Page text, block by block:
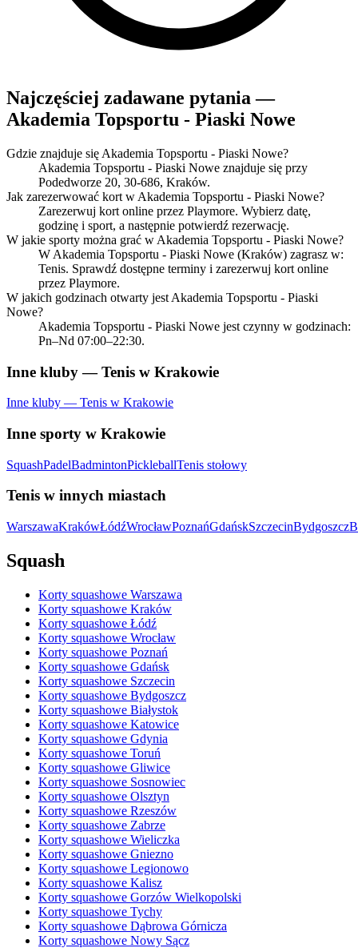
Najczęściej zadawane pytania —
Akademia Topsportu - Piaski Nowe
Gdzie znajduje się Akademia Topsportu - Piaski Nowe?
Akademia Topsportu - Piaski Nowe znajduje się przy
Podedworze 20, 30-686, Kraków.
Jak zarezerwować kort w Akademia Topsportu - Piaski Nowe?
Zarezerwuj kort online przez Playmore. Wybierz datę,
godzinę i sport, a następnie potwierdź rezerwację.
W jakie sporty można grać w Akademia Topsportu - Piaski Nowe?
W Akademia Topsportu - Piaski Nowe (Kraków) zagrasz w:
Tenis. Sprawdź dostępne terminy i zarezerwuj kort online
przez Playmore.
W jakich godzinach otwarty jest Akademia Topsportu - Piaski
Nowe?
Akademia Topsportu - Piaski Nowe jest czynny w godzinach:
Pn–Nd 07:00–22:30.
Inne kluby — Tenis w Krakowie
Inne kluby — Tenis w Krakowie
Inne sporty w Krakowie
SquashPadelBadmintonPickleballTenis stołowy
Tenis w innych miastach
WarszawaKrakówŁódźWrocławPoznańGdańskSzczecinBydgoszcz
Squash
Korty squashowe Warszawa
Korty squashowe Kraków
Korty squashowe Łódź
Korty squashowe Wrocław
Korty squashowe Poznań
Korty squashowe Gdańsk
Korty squashowe Szczecin
Korty squashowe Bydgoszcz
Korty squashowe Białystok
Korty squashowe Katowice
Korty squashowe Gdynia
Korty squashowe Toruń
Korty squashowe Gliwice
Korty squashowe Sosnowiec
Korty squashowe Olsztyn
Korty squashowe Rzeszów
Korty squashowe Zabrze
Korty squashowe Wieliczka
Korty squashowe Gniezno
Korty squashowe Legionowo
Korty squashowe Kalisz
Korty squashowe Gorzów Wielkopolski
Korty squashowe Tychy
Korty squashowe Dąbrowa Górnicza
Korty squashowe Nowy Sącz